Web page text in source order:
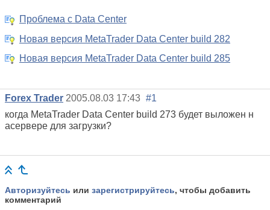
Проблема с Data Center
Новая версия MetaTrader Data Center build 282
Новая версия MetaTrader Data Center build 285
Forex Trader 2005.08.03 17:43 #1
когда MetaTrader Data Center build 273 будет выложен н
асервере для загрузки?
Авторизуйтесь или зарегистрируйтесь, чтобы добавить
комментарий